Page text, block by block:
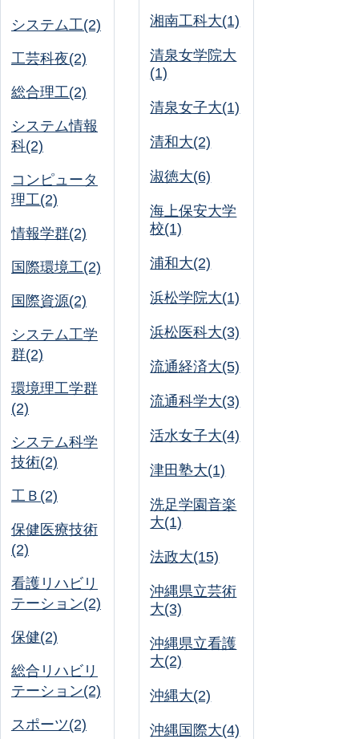
システム工(2)
工芸科夜(2)
総合理工(2)
システム情報
科(2)
コンピュータ
理工(2)
情報学群(2)
国際環境工(2)
国際資源(2)
システム工学
群(2)
環境理工学群
(2)
システム科学
技術(2)
工Ｂ(2)
保健医療技術
(2)
看護リハビリ
テーション(2)
保健(2)
総合リハビリ
テーション(2)
スポーツ(2)
湘南工科大(1)
清泉女学院大
(1)
清泉女子大(1)
清和大(2)
淑徳大(6)
海上保安大学
校(1)
浦和大(2)
浜松学院大(1)
浜松医科大(3)
流通経済大(5)
流通科学大(3)
活水女子大(4)
津田塾大(1)
洗足学園音楽
大(1)
法政大(15)
沖縄県立芸術
大(3)
沖縄県立看護
大(2)
沖縄大(2)
沖縄国際大(4)